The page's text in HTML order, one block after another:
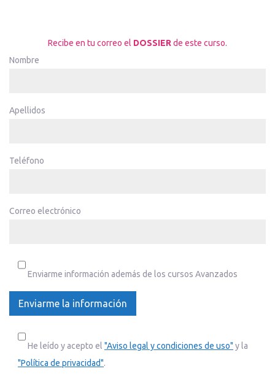
Recibe en tu correo el DOSSIER de este curso.
Nombre
Apellidos
Teléfono
Correo electrónico
Enviarme información además de los cursos Avanzados
He leído y acepto el "Aviso legal y condiciones de uso" y la
"Política de privacidad".